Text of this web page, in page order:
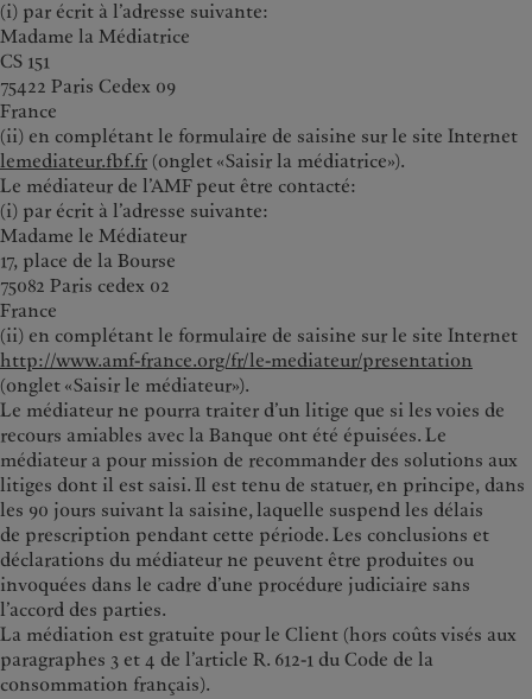
(i) par écrit à l’adresse suivante:
Madame la Médiatrice
CS 151
75422 Paris Cedex 09
France
(ii) en complétant le formulaire de saisine sur le site Internet
lemediateur.fbf.fr (onglet «Saisir la médiatrice»).
Le médiateur de l’AMF peut être contacté:
(i) par écrit à l’adresse suivante:
Madame le Médiateur
17, place de la Bourse
75082 Paris cedex 02
France
(ii) en complétant le formulaire de saisine sur le site Internet
http://www.amf-france.org/fr/le-mediateur/presentation
(onglet «Saisir le médiateur»).
Le médiateur ne pourra traiter d’un litige que si les voies de
recours amiables avec la Banque ont été épuisées. Le
médiateur a pour mission de recommander des solutions aux
litiges dont il est saisi. Il est tenu de statuer, en principe, dans
les 90 jours suivant la saisine, laquelle suspend les délais
de prescription pendant cette période. Les conclusions et
déclarations du médiateur ne peuvent être produites ou
invoquées dans le cadre d’une procédure judiciaire sans
l’accord des parties.
La médiation est gratuite pour le Client (hors coûts visés aux
paragraphes 3 et 4 de l’article R. 612-1 du Code de la
consommation français).